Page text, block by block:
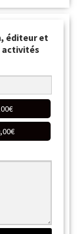
éditeur et
activités
€
€